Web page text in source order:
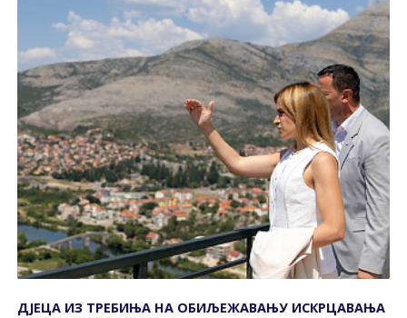
ДЈЕЦА ИЗ ТРЕБИЊА НА ОБИЉЕЖАВАЊУ ИСКРЦАВАЊА